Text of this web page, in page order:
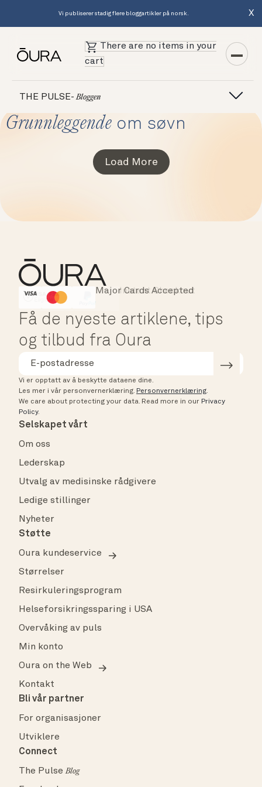
Vi publiserer stadig flere bloggartikler på norsk. X
There are no items in your
cart
THE PULSE- Bloggen
Grunnleggende om søvn
Load More
HSA/FSA Eligible
Instant Checkout
Major Cards Accepted
Få de nyeste artiklene, tips
og tilbud fra Oura
Vi er opptatt av å beskytte dataene dine.
Les mer i vår personvernerklæring. Personvernerklæring.
We care about protecting your data. Read more in our Privacy
Policy.
Selskapet vårt
Om oss
Lederskap
Utvalg av medisinske rådgivere
Ledige stillinger
Nyheter
Støtte
Oura kundeservice
Størrelser
Resirkuleringsprogram
Helseforsikringssparing i USA
Overvåking av puls
Min konto
Oura on the Web
Kontakt
Bli vår partner
For organisasjoner
Utviklere
Connect
The PulseBlog